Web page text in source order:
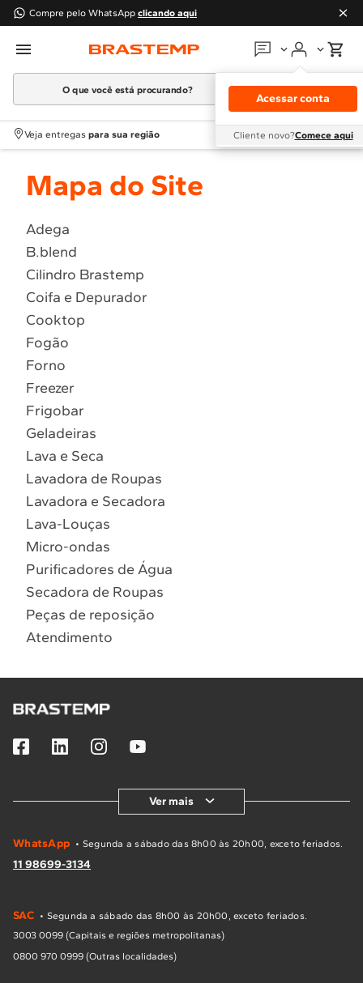
Compre pelo WhatsApp clicando aqui
Em que podemos ajudar?
Atendimento Brastemp
Localizar assistência técnica
Acessar conta
Cliente novo?Comece aqui
O que você está procurando?
Termos mais buscados
1º Geladeira
2
Fogao
4 º Lava Louça
5 º Cooktop
6º Microondas Brastemp
7º Forno
8º Embutir
9º Lava Seca
Veja entregas para sua região
Mapa do Site
Adega
B.blend
Cilindro Brastemp
Coifa e Depurador
Cooktop
Fogão
Forno
Freezer
Frigobar
Geladeiras
Lava e Seca
Lavadora de Roupas
Lavadora e Secadora
Lava-Louças
Micro-ondas
Purificadores de Água
Secadora de Roupas
Peças de reposição
Atendimento
Ver mais
WhatsApp • Segunda a sábado das 8h00 às 20h00, exceto feriados.
11 98699-3134
SAC • Segunda a sábado das 8h00 às 20h00, exceto feriados.
3003 0099 (Capitais e regiões metropolitanas)
0800 970 0999 (Outras localidades)